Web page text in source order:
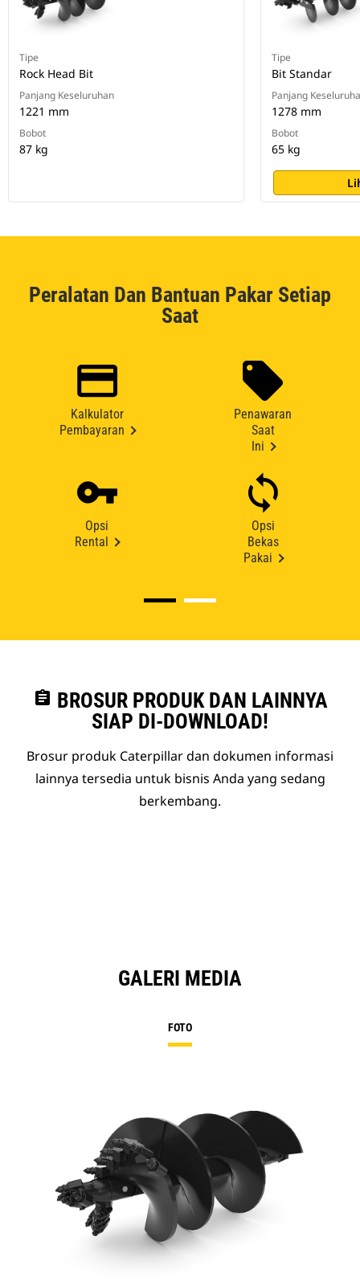
Tipe
Rock Head Bit
Panjang Keseluruhan
1221 mm
Bobot
87 kg
Tipe
Bit Standar
Panjang
1278 mm
Bobot
65 kg
Peralatan Dan Bantuan Pakar Setiap
Saat
Kalkulator
Pembayaran
Penawaran
Saat
Ini
Opsi
Rental
Opsi
Bekas
Pakai
assignment BROSUR PRODUK DAN LAINNYA
SIAP DI-DOWNLOAD!
Brosur produk Caterpillar dan dokumen informasi
lainnya tersedia untuk bisnis Anda yang sedang
berkembang.
GALERI MEDIA
FOTO